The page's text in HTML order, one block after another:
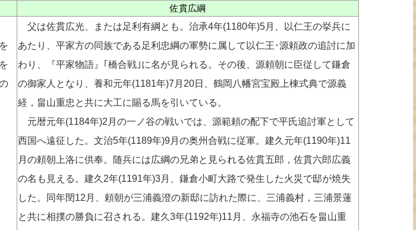
佐貫広綱
父は佐貫広光、または足利有綱とも。治承4年(1180年)5月、以仁王の挙兵に
あたり、平家方の同族である足利忠綱の軍勢に属して以仁王･源頼政の追討に加
わり、『平家物語』｢橋合戦｣に名が見られる。その後、源頼朝に臣従して鎌倉
の御家人となり、養和元年(1181年)7月20日、鶴岡八幡宮宝殿上棟式典で源義
経，畠山重忠と共に大工に賜る馬を引いている。
元暦元年(1184年)2月の一ノ谷の戦いでは、源範頼の配下で平氏追討軍として
西国へ遠征した。文治5年(1189年)9月の奥州合戦に従軍。建久元年(1190年)11
月の頼朝上洛に供奉。随兵には広綱の兄弟と見られる佐貫五郎，佐貫六郎広義
の名も見える。建久2年(1191年)3月、鎌倉小町大路で発生した火災で邸が焼失
した。同年閏12月、頼朝が三浦義澄の新邸に訪れた際に、三浦義村，三浦景蓮
と共に相撲の勝負に召される。建久3年(1192年)11月、永福寺の池石を畠山重